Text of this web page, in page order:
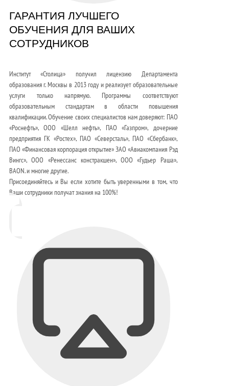
ГАРАНТИЯ ЛУЧШЕГО
ОБУЧЕНИЯ ДЛЯ ВАШИХ
СОТРУДНИКОВ
Институт «Столица» получил лицензию Департамента
образования г. Москвы в 2013 году и реализует образовательные
услуги только напрямую. Программы соответствуют
образовательным стандартам в области повышения
квалификации. Обучение своих специалистов нам доверяют: ПАО
«Роснефть», ООО «Шелл нефть», ПАО «Газпром», дочерние
предприятия ГК «Ростех», ПАО «Северсталь», ПАО «Сбербанк»,
ПАО «Финансовая корпорация открытие» ЗАО «Авиакомпания Рэд
Вингс», ООО «Ренессанс констракшен», ООО «Гудьер Раша»,
BAON. и многие другие.
Присоединяйтесь и Вы если хотите быть уверенными в том, что
Ваши сотрудники получат знания на 100%!